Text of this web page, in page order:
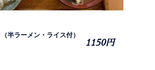
（半ラーメン・ライス付）
1150円